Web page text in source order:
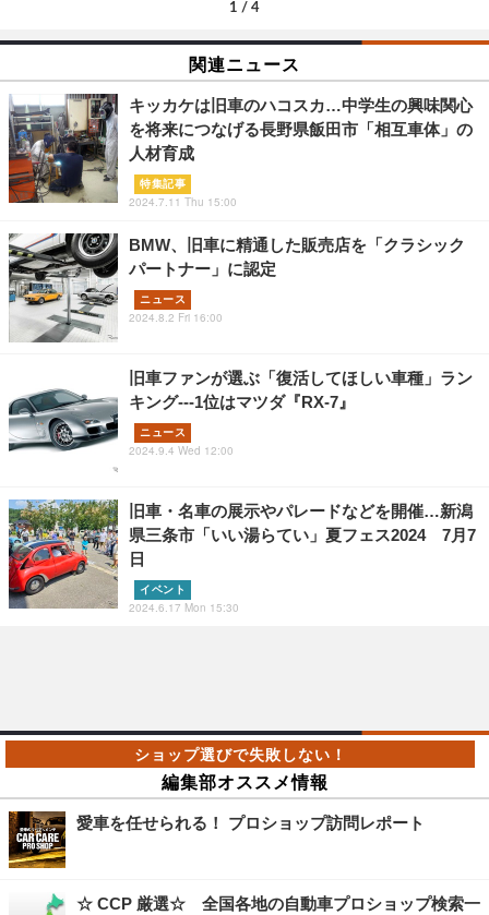
1 / 4
関連ニュース
キッカケは旧車のハコスカ…中学生の興味関心
を将来につなげる長野県飯田市「相互車体」の
人材育成
特集記事
2024.7.11 Thu 15:00
BMW、旧車に精通した販売店を「クラシック
パートナー」に認定
ニュース
2024.8.2 Fri 16:00
旧車ファンが選ぶ「復活してほしい車種」ラン
キング---1位はマツダ『RX-7』
ニュース
2024.9.4 Wed 12:00
旧車・名車の展示やパレードなどを開催…新潟
県三条市「いい湯らてい」夏フェス2024 7月7
日
イベント
2024.6.17 Mon 15:30
編集部オススメ情報
愛車を任せられる！ プロショップ訪問レポート
☆ CCP 厳選☆ 全国各地の自動車プロショップ検索一